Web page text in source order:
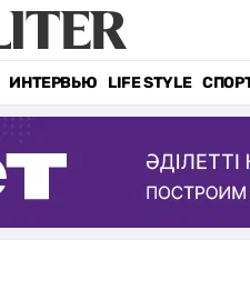
ИНТЕРВЬЮ LIFE STYLE